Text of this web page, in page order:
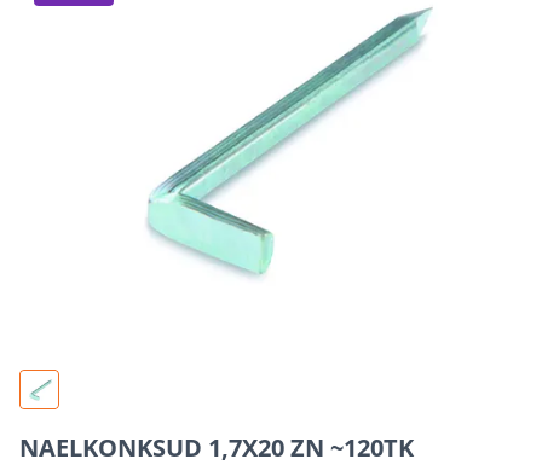
NAELKONKSUD 1,7X20 ZN ~120TK